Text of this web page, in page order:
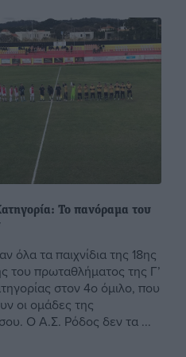
Το πανόραμα του
όλα τα παιχνίδια της 18ης
του πρωταθλήματος της Γ’
στον 4ο όμιλο, που
οι ομάδες της
Ο Α.Σ. Ρόδος δεν τα ...